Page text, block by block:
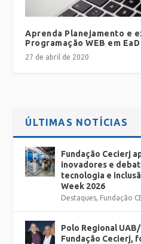
Aprenda Planejamento e
Programação WEB em EaD
27 de abril de 2020
ÚLTIMAS NOTÍCIAS
Fundação Cecierj
inovadores e
tecnologia e
Week 2026
Destaques, Fundação
Polo Regional
Fundação Cecierj,